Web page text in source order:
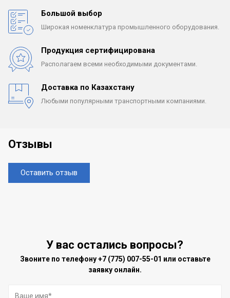
Большой выбор
Широкая номенклатура промышленного оборудования.
Продукция сертифицирована
Располагаем всеми необходимыми документами.
Доставка по Казахстану
Любыми популярными транспортными компаниями.
Отзывы
Оставить отзыв
У вас остались вопросы?
Звоните по телефону+7 (775) 007-55-01 или оставьте
заявку онлайн.